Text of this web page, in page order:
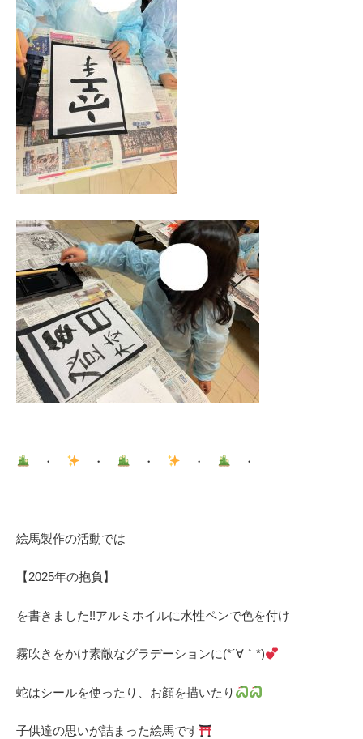
・ ・ ・ ・ ・
絵馬製作の活動では
【2025年の抱負】
を書きました!!アルミホイルに水性ペンで色を付け
霧吹きをかけ素敵なグラデーションに(*´∀｀*)
蛇はシールを使ったり、お顔を描いたり
子供達の思いが詰まった絵馬です